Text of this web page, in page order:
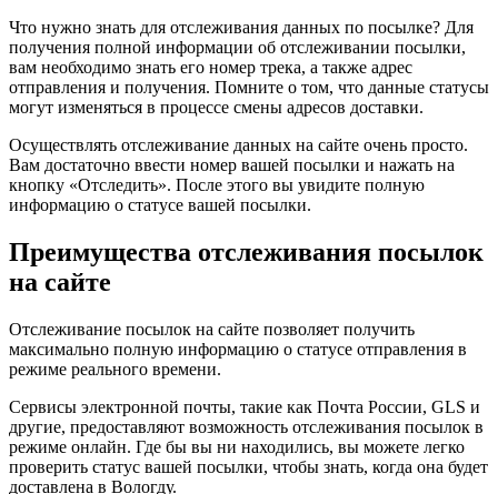
Что нужно знать для отслеживания данных по посылке? Для
получения полной информации об отслеживании посылки,
вам необходимо знать его номер трека, а также адрес
отправления и получения. Помните о том, что данные статусы
могут изменяться в процессе смены адресов доставки.
Осуществлять отслеживание данных на сайте очень просто.
Вам достаточно ввести номер вашей посылки и нажать на
кнопку «Отследить». После этого вы увидите полную
информацию о статусе вашей посылки.
Преимущества отслеживания посылок
на сайте
Отслеживание посылок на сайте позволяет получить
максимально полную информацию о статусе отправления в
режиме реального времени.
Сервисы электронной почты, такие как Почта России, GLS и
другие, предоставляют возможность отслеживания посылок в
режиме онлайн. Где бы вы ни находились, вы можете легко
проверить статус вашей посылки, чтобы знать, когда она будет
доставлена в Вологду.